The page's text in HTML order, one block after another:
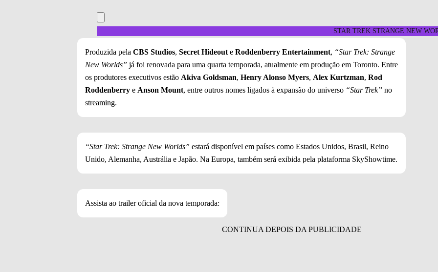
STAR TREK STRANGE NEW
Produzida pela CBS Studios, Secret Hideout e Roddenberry Entertainment, “Star Trek: Strange
New Worlds” já foi renovada para uma quarta temporada, atualmente em produção em Toronto. Entre
os produtores executivos estão Akiva Goldsman, Henry Alonso Myers, Alex Kurtzman, Rod
Roddenberry e Anson Mount, entre outros nomes ligados à expansão do universo “Star Trek” no
streaming.
“Star Trek: Strange New Worlds” estará disponível em países como Estados Unidos, Brasil, Reino
Unido, Alemanha, Austrália e Japão. Na Europa, também será exibida pela plataforma SkyShowtime.
Assista ao trailer oficial da nova temporada: